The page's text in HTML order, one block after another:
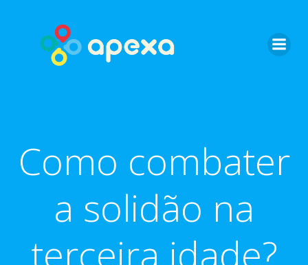
content
Como combater
a solidão na
terceira idade?